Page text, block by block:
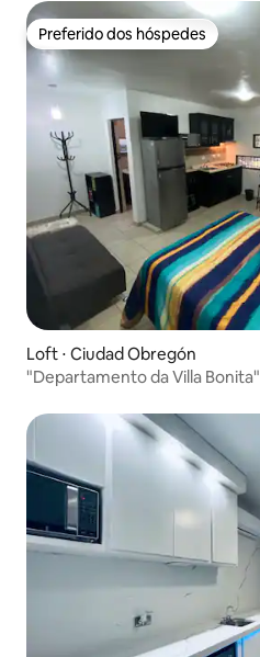
Preferido dos hóspedes
Preferido dos hóspedes
Loft ⋅ Ciudad Obregón
"Departamento da Villa Bonita"